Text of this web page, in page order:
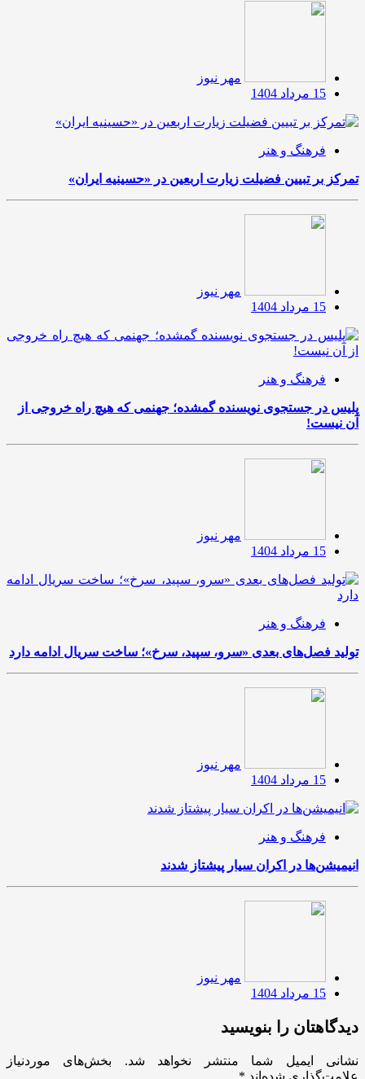
مهر نیوز
15 مرداد 1404
فرهنگ و هنر
تمرکز بر تبیین فضیلت زیارت اربعین در «حسینیه ایران»
مهر نیوز
15 مرداد 1404
فرهنگ و هنر
پلیس در جستجوی نویسنده گمشده؛ جهنمی که هیچ راه خروجی از
آن نیست!
مهر نیوز
15 مرداد 1404
فرهنگ و هنر
تولید فصل‌های بعدی «سرو، سپید، سرخ»؛ ساخت سریال ادامه دارد
مهر نیوز
15 مرداد 1404
فرهنگ و هنر
انیمیشن‌ها در اکران سیار پیشتاز شدند
مهر نیوز
15 مرداد 1404
دیدگاهتان را بنویسید
نشانی ایمیل شما منتشر نخواهد شد.
بخش‌های موردنیاز